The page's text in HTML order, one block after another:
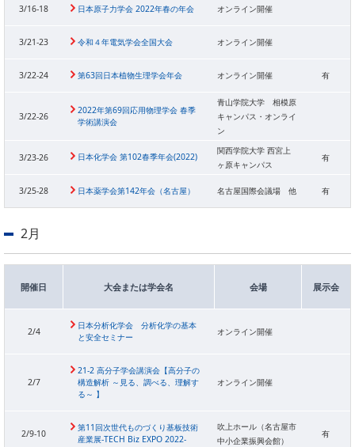
3/16-18 日本原子力学会 2022年春の年会 オンライン開催
3/21-23 令和４年電気学会全国大会 オンライン開催
3/22-24 第63回日本植物生理学会年会 オンライン開催 有
3/22-26
2022年第69回応用物理学会 春季
学術講演会
青山学院大学 相模原
キャンパス・オンライ
ン
3/23-26 日本化学会 第102春季年会(2022)
関西学院大学 西宮上
ヶ原キャンパス
有
3/25-28 日本薬学会第142年会（名古屋） 名古屋国際会議場 他 有
2月
開催日 大会または学会名 会場 展示会
2/4
日本分析化学会 分析化学の基本
と安全セミナー
オンライン開催
2/7
21-2 高分子学会講演会【高分子の
構造解析 ～見る、調べる、理解す
る～ 】
オンライン開催
2/9-10
第11回次世代ものづくり基板技術
産業展-TECH Biz EXPO 2022-
吹上ホール（名古屋市
中小企業振興会館）
有